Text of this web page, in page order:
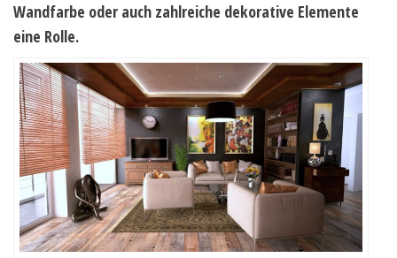
Wandfarbe oder auch zahlreiche dekorative Elemente
eine Rolle.